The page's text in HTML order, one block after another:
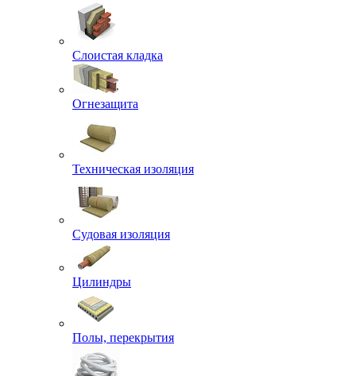
Слоистая кладка
Огнезащита
Техническая изоляция
Судовая изоляция
Цилиндры
Полы, перекрытия